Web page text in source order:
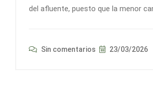
del afluente, puesto que la menor
Sin comentarios 23/03/2026